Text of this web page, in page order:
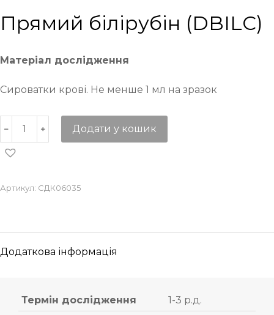
Прямий білірубін (DBILC)
Матеріал дослідження
Сироватки крові. Не менше 1 мл на зразок
Додати у кошик
Артикул: СДК06035
Додаткова інформація
Термін дослідження
1-3 р.д.